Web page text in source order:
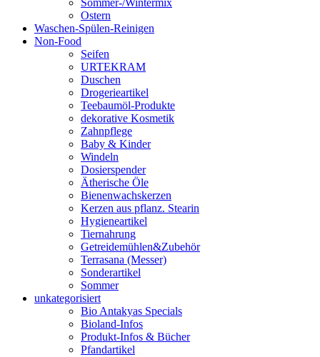
Sommer-/Wintermix
Ostern
Waschen-Spülen-Reinigen
Non-Food
Seifen
URTEKRAM
Duschen
Drogerieartikel
Teebaumöl-Produkte
dekorative Kosmetik
Zahnpflege
Baby & Kinder
Windeln
Dosierspender
Ätherische Öle
Bienenwachskerzen
Kerzen aus pflanz. Stearin
Hygieneartikel
Tiernahrung
Getreidemühlen&Zubehör
Terrasana (Messer)
Sonderartikel
Sommer
unkategorisiert
Bio Antakyas Specials
Bioland-Infos
Produkt-Infos & Bücher
Pfandartikel